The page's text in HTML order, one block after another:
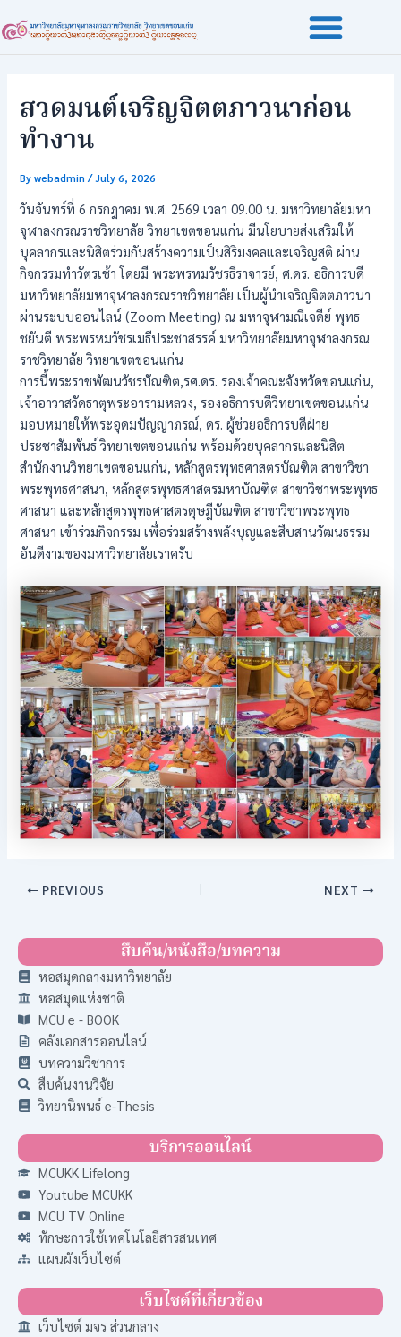
to
content
สวดมนต์เจริญจิตตภาวนาก่อน
ทำงาน
Bywebadmin/July 6, 2026
วันจันทร์ที่ 6 กรกฎาคม พ.ศ. 2569 เวลา 09.00 น. มหาวิทยาลัยมหา
จุฬาลงกรณราชวิทยาลัย วิทยาเขตขอนแก่น มีนโยบายส่งเสริมให้
บุคลากรและนิสิตร่วมกันสร้างความเป็นสิริมงคลและเจริญสติ ผ่าน
กิจกรรมทำวัตรเช้า โดยมี พระพรหมวัชรธีราจารย์, ศ.ดร. อธิการบดี
มหาวิทยาลัยมหาจุฬาลงกรณราชวิทยาลัย เป็นผู้นำเจริญจิตตภาวนา
ผ่านระบบออนไลน์ (Zoom Meeting) ณ มหาจุฬามณีเจดีย์ พุทธ
ชยันตี พระพรหมวัชรเมธีประชาสรรค์ มหาวิทยาลัยมหาจุฬาลงกรณ
ราชวิทยาลัย วิทยาเขตขอนแก่น
การนี้พระราชพัฒนวัชรบัณฑิต,รศ.ดร. รองเจ้าคณะจังหวัดขอนแก่น,
เจ้าอาวาสวัดธาตุพระอารามหลวง, รองอธิการบดีวิทยาเขตขอนแก่น
มอบหมายให้พระอุดมปัญญาภรณ์, ดร. ผู้ช่วยอธิการบดีฝ่าย
ประชาสัมพันธ์ วิทยาเขตขอนแก่น พร้อมด้วยบุคลากรและนิสิต
สำนักงานวิทยาเขตขอนแก่น, หลักสูตรพุทธศาสตรบัณฑิต สาขาวิชา
พระพุทธศาสนา, หลักสูตรพุทธศาสตรมหาบัณฑิต สาขาวิชาพระพุทธ
ศาสนา และหลักสูตรพุทธศาสตรดุษฎีบัณฑิต สาขาวิชาพระพุทธ
ศาสนา เข้าร่วมกิจกรรม เพื่อร่วมสร้างพลังบุญและสืบสานวัฒนธรรม
อันดีงามของมหาวิทยาลัยเราครับ
navigation
PREVIOUS NEXT
สืบค้น/หนังสือ/บทความ
หอสมุดกลางมหาวิทยาลัย
หอสมุดแห่งชาติ
MCU e - BOOK
คลังเอกสารออนไลน์
บทความวิชาการ
สืบค้นงานวิจัย
วิทยานิพนธ์ e-Thesis
บริการออนไลน์
MCUKK Lifelong
Youtube MCUKK
MCU TV Online
ทักษะการใช้เทคโนโลยีสารสนเทศ
แผนผังเว็บไซต์
เว็บไซต์ที่เกี่ยวข้อง
เว็บไซต์ มจร ส่วนกลาง